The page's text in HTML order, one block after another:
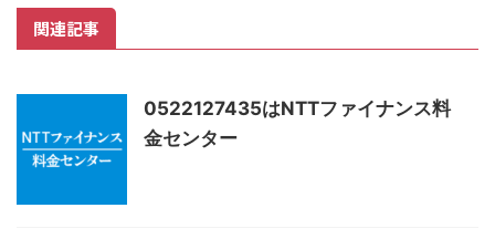
関連記事
0522127435はNTTファイナンス料
金センター